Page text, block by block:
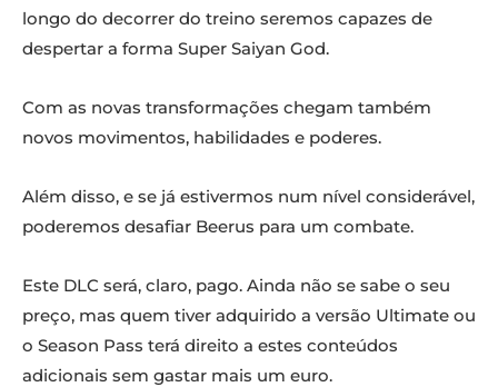
longo do decorrer do treino seremos capazes de
despertar a forma Super Saiyan God.
Com as novas transformações chegam também
novos movimentos, habilidades e poderes.
Além disso, e se já estivermos num nível considerável,
poderemos desafiar Beerus para um combate.
Este DLC será, claro, pago. Ainda não se sabe o seu
preço, mas quem tiver adquirido a versão Ultimate ou
o Season Pass terá direito a estes conteúdos
adicionais sem gastar mais um euro.